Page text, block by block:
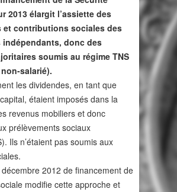
2013 élargit l’assiette des
et contributions sociales des
indépendants, donc des
soumis au régime TNS
salarié).
les dividendes, en tant que
étaient imposés dans la
revenus mobiliers et donc
prélèvements sociaux
Ils n’étaient pas soumis aux
2012 de financement de
modifie cette approche et